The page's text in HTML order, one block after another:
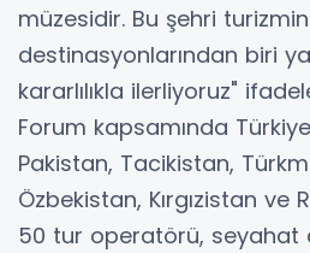
müzesidir. Bu şehri
destinasyonlarından biri
kararlılıkla ilerliyoruz"
Forum kapsamında
Pakistan, Tacikistan,
Özbekistan, Kırgızistan ve
50 tur operatörü, seyahat